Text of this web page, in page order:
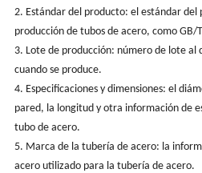
2. Estándar del producto: el estándar del
producción de tubos de acero, como GB/
3. Lote de producción: número de lote al
cuando se produce.
4. Especificaciones y dimensiones: el
pared, la longitud y otra información de
tubo de acero.
5. Marca de la tubería de acero: la
acero utilizado para la tubería de acero.